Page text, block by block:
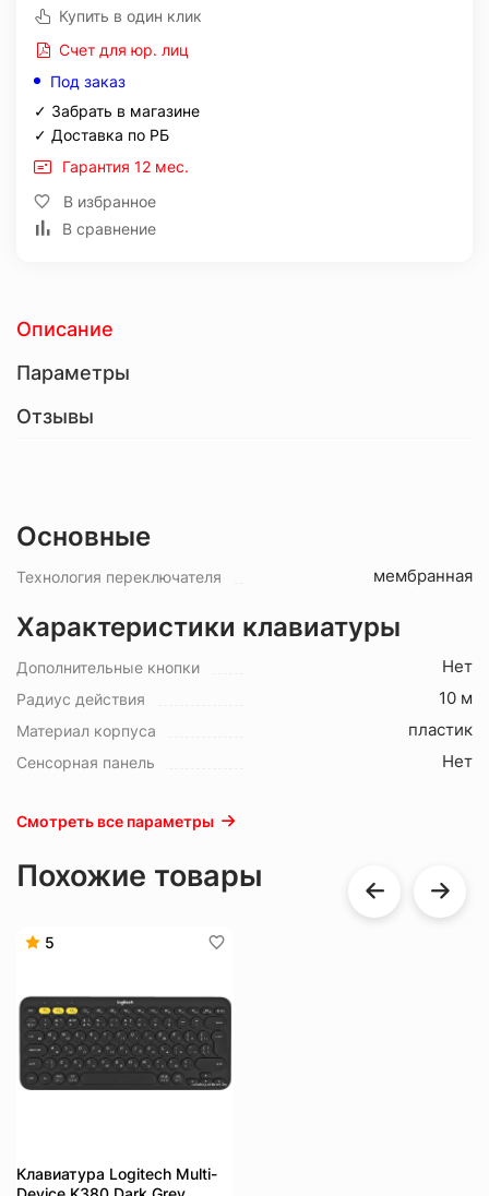
Купить в один клик
Счет для юр. лиц
Под заказ
✓ Забрать в магазине
✓ Доставка по РБ
Гарантия 12 мес.
В избранное
В сравнение
Описание
Параметры
Отзывы
Основные
Технология переключателя мембранная
Характеристики клавиатуры
Дополнительные кнопки Нет
Радиус действия 10 м
Материал корпуса пластик
Сенсорная панель Нет
Смотреть все параметры
Похожие товары
5
Клавиатура Logitech Multi-